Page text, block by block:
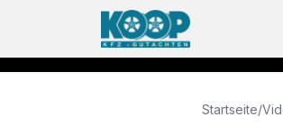
Startseite/
Jetzt erreichbar